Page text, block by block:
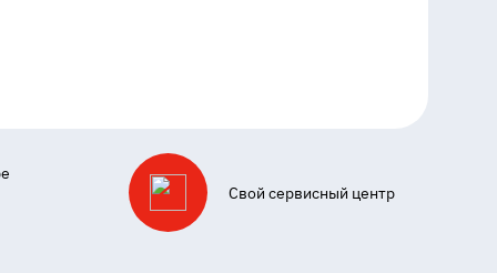
Свой сервисный центр